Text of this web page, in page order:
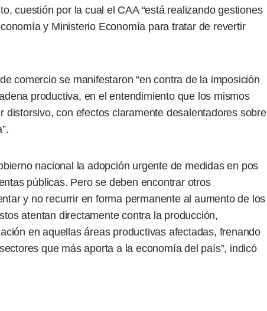
cuestión por la cual el CAA “está realizando gestiones
y Ministerio Economía para tratar de revertir
comercio se manifestaron “en contra de la imposición
productiva, en el entendimiento que los mismos
distorsivo, con efectos claramente desalentadores sobre
nacional la adopción urgente de medidas en pos
públicas. Pero se deben encontrar otros
y no recurrir en forma permanente al aumento de los
atentan directamente contra la producción,
en aquellas áreas productivas afectadas, frenando
que más aporta a la economía del país”, indicó